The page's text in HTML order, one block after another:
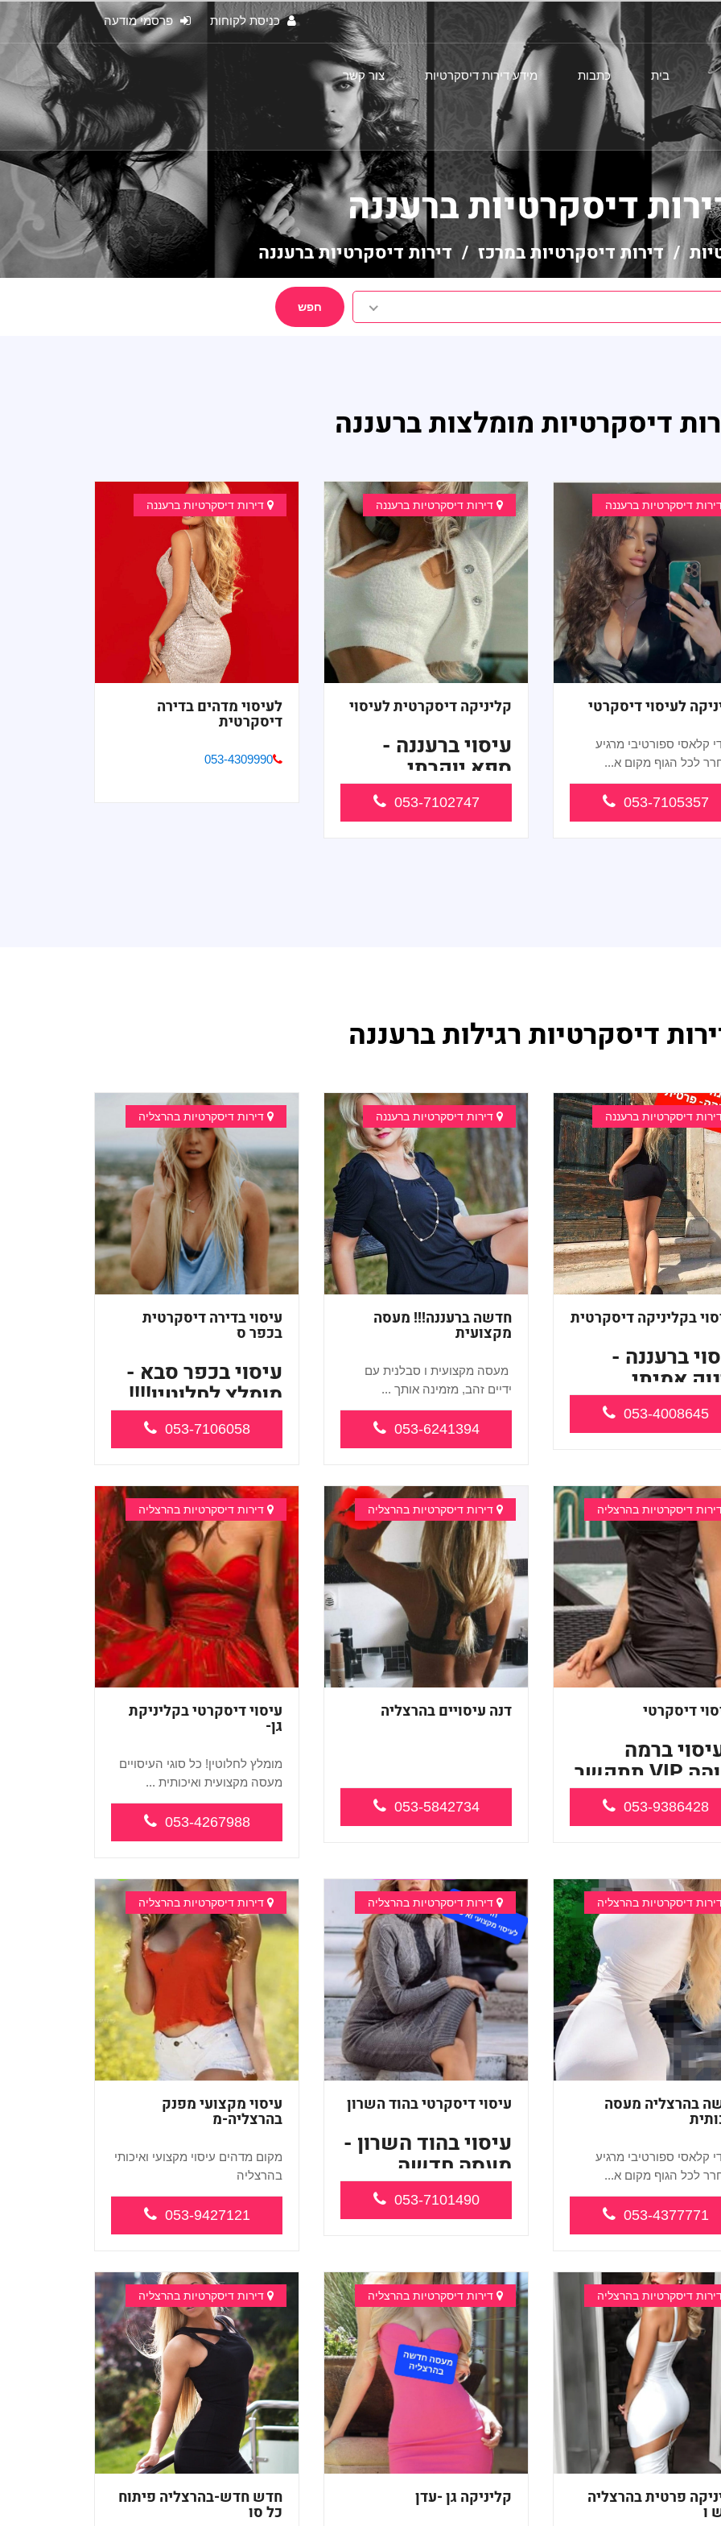
כניסת לקוחות פרסמי מודעה
בית כתבות מידע דירות דיסקרטיות צור קשר
דיסקרטיות ברעננה
/ דירות דיסקרטיות במרכז / דירות דיסקרטיות ברעננה
חפש
דיסקרטיות מומלצות ברעננה
דיסקרטיות ברעננה
לעיסוי דיסקרטי
קלאסי ספורטיבי מרגיע
לכל הגוף מקום א...
053-7105357
דירות דיסקרטיות ברעננה
קליניקה דיסקרטית לעיסוי
עיסוי ברעננה -
ספא יוקרתי
ברעננה מעסה
קלאסית ומפנקת.
053-7102747
דירות דיסקרטיות ברעננה
לעיסוי מדהים בדירה
דיסקרטית
053-4309990
דיסקרטיות רגילות ברעננה
דיסקרטיות ברעננה
בקליניקה דיסקרטית
ברעננה -
אמיתי
באווירה
053-4008645
דירות דיסקרטיות ברעננה
חדשה ברעננה!!! מעסה
מקצועית
מעסה מקצועית ו סבלנית עם
ידיים זהב, מזמינה אותך ...
053-6241394
דירות דיסקרטיות בהרצליה
עיסוי בדירה דיסקרטית
בכפר ס
עיסוי בכפר סבא -
מומלץ לחלוטין!!!!
מעסה מקצועית
לעיסו...
053-7106058
דיסקרטיות בהרצליה
דיסקרטי
ברמה
גבוהה VIP תתקשר
053-9386428
דירות דיסקרטיות בהרצליה
דנה עיסויים בהרצליה
053-5842734
דירות דיסקרטיות בהרצליה
עיסוי דיסקרטי בקליניקת
גן-
מומלץ לחלוטין! כל סוגי העיסויים
מעסה מקצועית ואיכותית ...
053-4267988
דיסקרטיות בהרצליה
בהרצליה מעסה
קלאסי ספורטיבי מרגיע
לכל הגוף מקום א...
053-4377771
דירות דיסקרטיות בהרצליה
עיסוי דיסקרטי בהוד השרון
עיסוי בהוד השרון -
מעסה חדשה
ואיכותית לעיסוי
מרגיע ומ...
053-7101490
דירות דיסקרטיות בהרצליה
עיסוי מקצועי מפנק
בהרצליה-מ
מקום מדהים עיסוי מקצועי ואיכותי
בהרצליה
מומלץ !...
053-9427121
דיסקרטיות בהרצליה
פרטית בהרצליה
ו
דירות דיסקרטיות בהרצליה
קליניקה גן -עדן
דירות דיסקרטיות בהרצליה
חדש חדש-בהרצליה פיתוח
כל סו